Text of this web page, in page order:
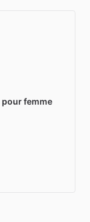
pourfemme